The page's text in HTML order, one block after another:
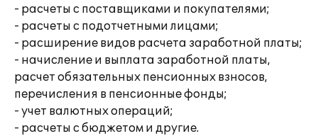
- расчеты с поставщиками и покупателями;
- расчеты с подотчетными лицами;
- расширение видов расчета заработной платы;
- начисление и выплата заработной платы,
расчет обязательных пенсионных взносов,
перечисления в пенсионные фонды;
- учет валютных операций;
- расчеты с бюджетом и другие.